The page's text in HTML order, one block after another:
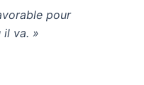
pour
il va. »